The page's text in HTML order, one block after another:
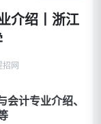
介绍丨浙江
招网
计专业介绍、